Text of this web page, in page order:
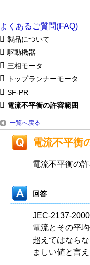
よくあるご質問(FAQ)
製品について
駆動機器
三相モータ
トップランナーモータ
SF-PR
電流不平衡の許容範囲
一覧へ戻る
電流不平衡
電流不平衡の
回答
JEC-2137-
電流とその平
超えてはなら
ましい値と言